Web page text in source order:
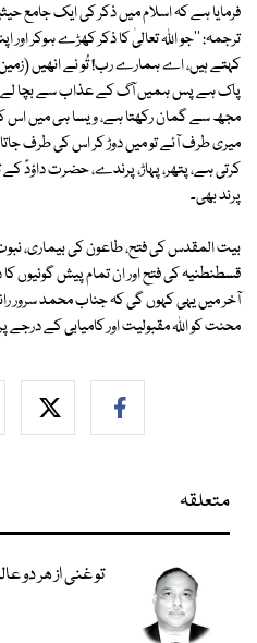
فرمایا ہے کہ اسلام میں ذکر کی ایک جامع
ترجمہ: ''جو اللہ تعالیٰ کا ذکر کھڑے ہوکر اور
کہتے ہیں، اے ہمارے رب! تُو نے انھیں (زمین
پاک ہے پس ہمیں آگ کے عذاب سے بچا
مجھ سے گمان رکھتا ہے، ویسا ہی میں اس کے
میری طرف آئے تو میں دوڑ کر اس کی طرف
کرتی ہے، پتھر، پہاڑ، پرندے، حضرت داؤدؑ کے
پرند بھی۔
بیت المقدس کی فتح، طاعون کی بیماری،
قسطنطنیہ کی فتح اور ان تمام پیش گوئیوں
آخر میں یہی کہوں گی کہ جناب محمد سرور
محنت کو اللہ مقبولیت اور کامیابی کے
متعلقہ
تو غنی از ھر دو